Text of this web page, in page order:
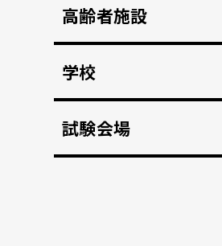
高齢者施設
学校
試験会場